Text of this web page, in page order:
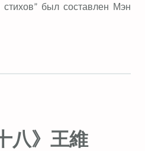
был составлен Мэн
八》王維